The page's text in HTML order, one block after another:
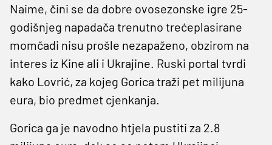
Naime, čini se da dobre ovosezonske igre 25-
godišnjeg napadača trenutno trećeplasirane
momčadi nisu prošle nezapaženo, obzirom na
interes iz Kine ali i Ukrajine. Ruski portal tvrdi
kako Lovrić, za kojeg Gorica traži pet milijuna
eura, bio predmet cjenkanja.
Gorica ga je navodno htjela pustiti za 2.8